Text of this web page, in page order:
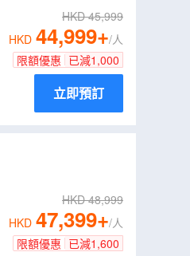
HKD45,999
HKD 44,999+/人
限額優惠 已減1,000
立即預訂
HKD48,999
HKD 47,399+/人
限額優惠 已減1,600